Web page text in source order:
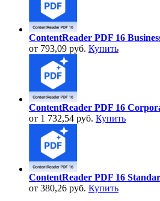
ContentReader PDF 16
от 793,09 руб. Купить
ContentReader PDF 16
от 1 732,54 руб. Купить
ContentReader PDF 16
от 380,26 руб. Купить